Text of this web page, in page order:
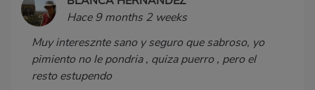
Hace 9 months 2 weeks
Muy interesznte sano y seguro que sabroso, yo
pimiento no le pondria , quiza puerro , pero el
resto estupendo